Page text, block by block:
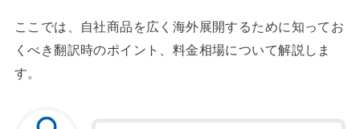
ここでは、自社商品を広く海外展開するために知ってお
くべき翻訳時のポイント、料金相場について解説しま
す。